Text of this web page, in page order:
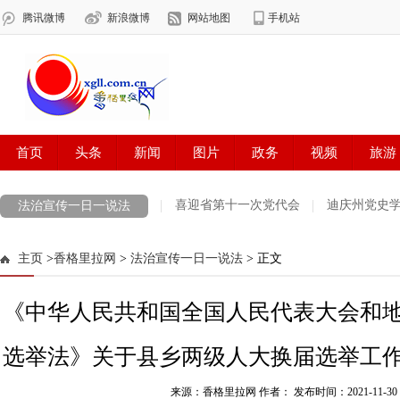
法治宣传一日一说法 喜迎省第十一次党代会 迪庆州党史
祖国颂
雪域欢歌70载·西藏启航新时代 中国正能量2021“五个一百”网络精品
欢聚吧第一百个春天 网络中国节·端午 迪庆政法队伍教育整顿专
党史知识一日一学习 全民国家安全教
主页 >香格里拉网 > 法治宣传一日一说法 > 正文
《中华人民共和国全国人民代表大会和
选举法》关于县乡两级人大换届选举工
来源：香格里拉网 作者： 发布时间：2021-11-30